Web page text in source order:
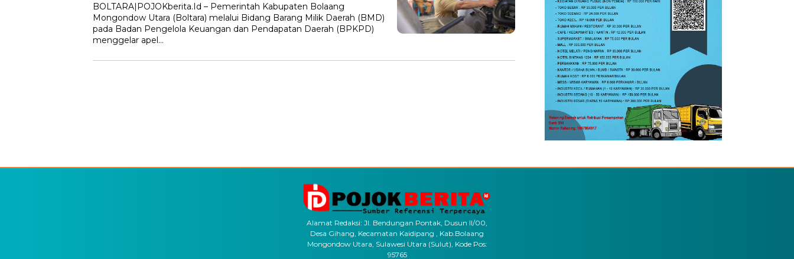
BOLTARA|POJOKberita.Id – Pemerintah Kabupaten Bolaang
Mongondow Utara (Boltara) melalui Bidang Barang Milik Daerah (BMD)
pada Badan Pengelola Keuangan dan Pendapatan Daerah (BPKPD)
menggelar apel…
Alamat Redaksi: Jl. Bendungan Pontak, Dusun II/00,
Desa Gihang, Kecamatan Kaidipang , Kab.Bolaang
Mongondow Utara, Sulawesi Utara (Sulut), Kode Pos:
95765